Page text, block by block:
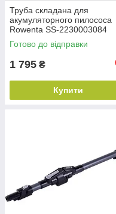
Труба складана для
акумуляторного пилососа
Rowenta SS-2230003084
металева сіра+чорна
Готово до відправки
1 795 ₴
Купити